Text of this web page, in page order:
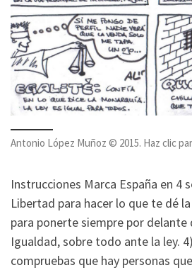
Antonio López Muñoz © 2015. Haz clic
Instrucciones Marca España en 4
Libertad para hacer lo que te dé
para ponerte siempre por delante
Igualdad, sobre todo ante la ley.
compruebas que hay personas